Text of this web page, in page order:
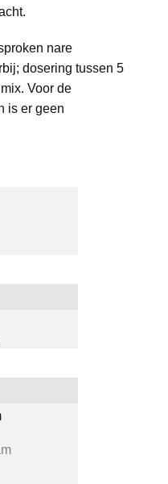
nare
dosering tussen 5
Voor de
is er geen